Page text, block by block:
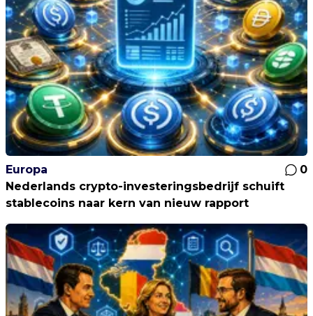
Europa
0
Nederlands crypto-investeringsbedrijf schuift
stablecoins naar kern van nieuw rapport